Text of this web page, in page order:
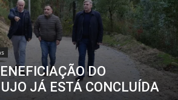
DO
JÁ ESTÁ CONCLUÍDA